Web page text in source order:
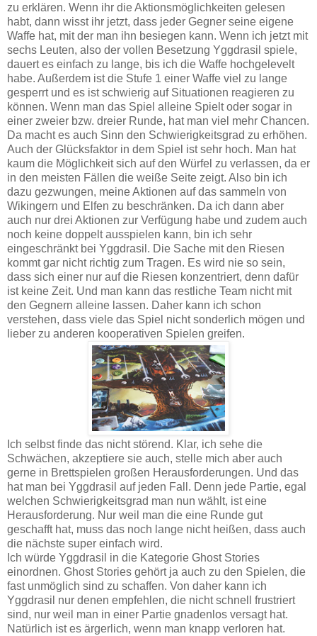
zu erklären. Wenn ihr die Aktionsmöglichkeiten gelesen
habt, dann wisst ihr jetzt, dass jeder Gegner seine eigene
Waffe hat, mit der man ihn besiegen kann. Wenn ich jetzt mit
sechs Leuten, also der vollen Besetzung Yggdrasil spiele,
dauert es einfach zu lange, bis ich die Waffe hochgelevelt
habe. Außerdem ist die Stufe 1 einer Waffe viel zu lange
gesperrt und es ist schwierig auf Situationen reagieren zu
können. Wenn man das Spiel alleine Spielt oder sogar in
einer zweier bzw. dreier Runde, hat man viel mehr Chancen.
Da macht es auch Sinn den Schwierigkeitsgrad zu erhöhen.
Auch der Glücksfaktor in dem Spiel ist sehr hoch. Man hat
kaum die Möglichkeit sich auf den Würfel zu verlassen, da er
in den meisten Fällen die weiße Seite zeigt. Also bin ich
dazu gezwungen, meine Aktionen auf das sammeln von
Wikingern und Elfen zu beschränken. Da ich dann aber
auch nur drei Aktionen zur Verfügung habe und zudem auch
noch keine doppelt ausspielen kann, bin ich sehr
eingeschränkt bei Yggdrasil. Die Sache mit den Riesen
kommt gar nicht richtig zum Tragen. Es wird nie so sein,
dass sich einer nur auf die Riesen konzentriert, denn dafür
ist keine Zeit. Und man kann das restliche Team nicht mit
den Gegnern alleine lassen. Daher kann ich schon
verstehen, dass viele das Spiel nicht sonderlich mögen und
lieber zu anderen kooperativen Spielen greifen.
Ich selbst finde das nicht störend. Klar, ich sehe die
Schwächen, akzeptiere sie auch, stelle mich aber auch
gerne in Brettspielen großen Herausforderungen. Und das
hat man bei Yggdrasil auf jeden Fall. Denn jede Partie, egal
welchen Schwierigkeitsgrad man nun wählt, ist eine
Herausforderung. Nur weil man die eine Runde gut
geschafft hat, muss das noch lange nicht heißen, dass auch
die nächste super einfach wird.
Ich würde Yggdrasil in die Kategorie Ghost Stories
einordnen. Ghost Stories gehört ja auch zu den Spielen, die
fast unmöglich sind zu schaffen. Von daher kann ich
Yggdrasil nur denen empfehlen, die nicht schnell frustriert
sind, nur weil man in einer Partie gnadenlos versagt hat.
Natürlich ist es ärgerlich, wenn man knapp verloren hat.